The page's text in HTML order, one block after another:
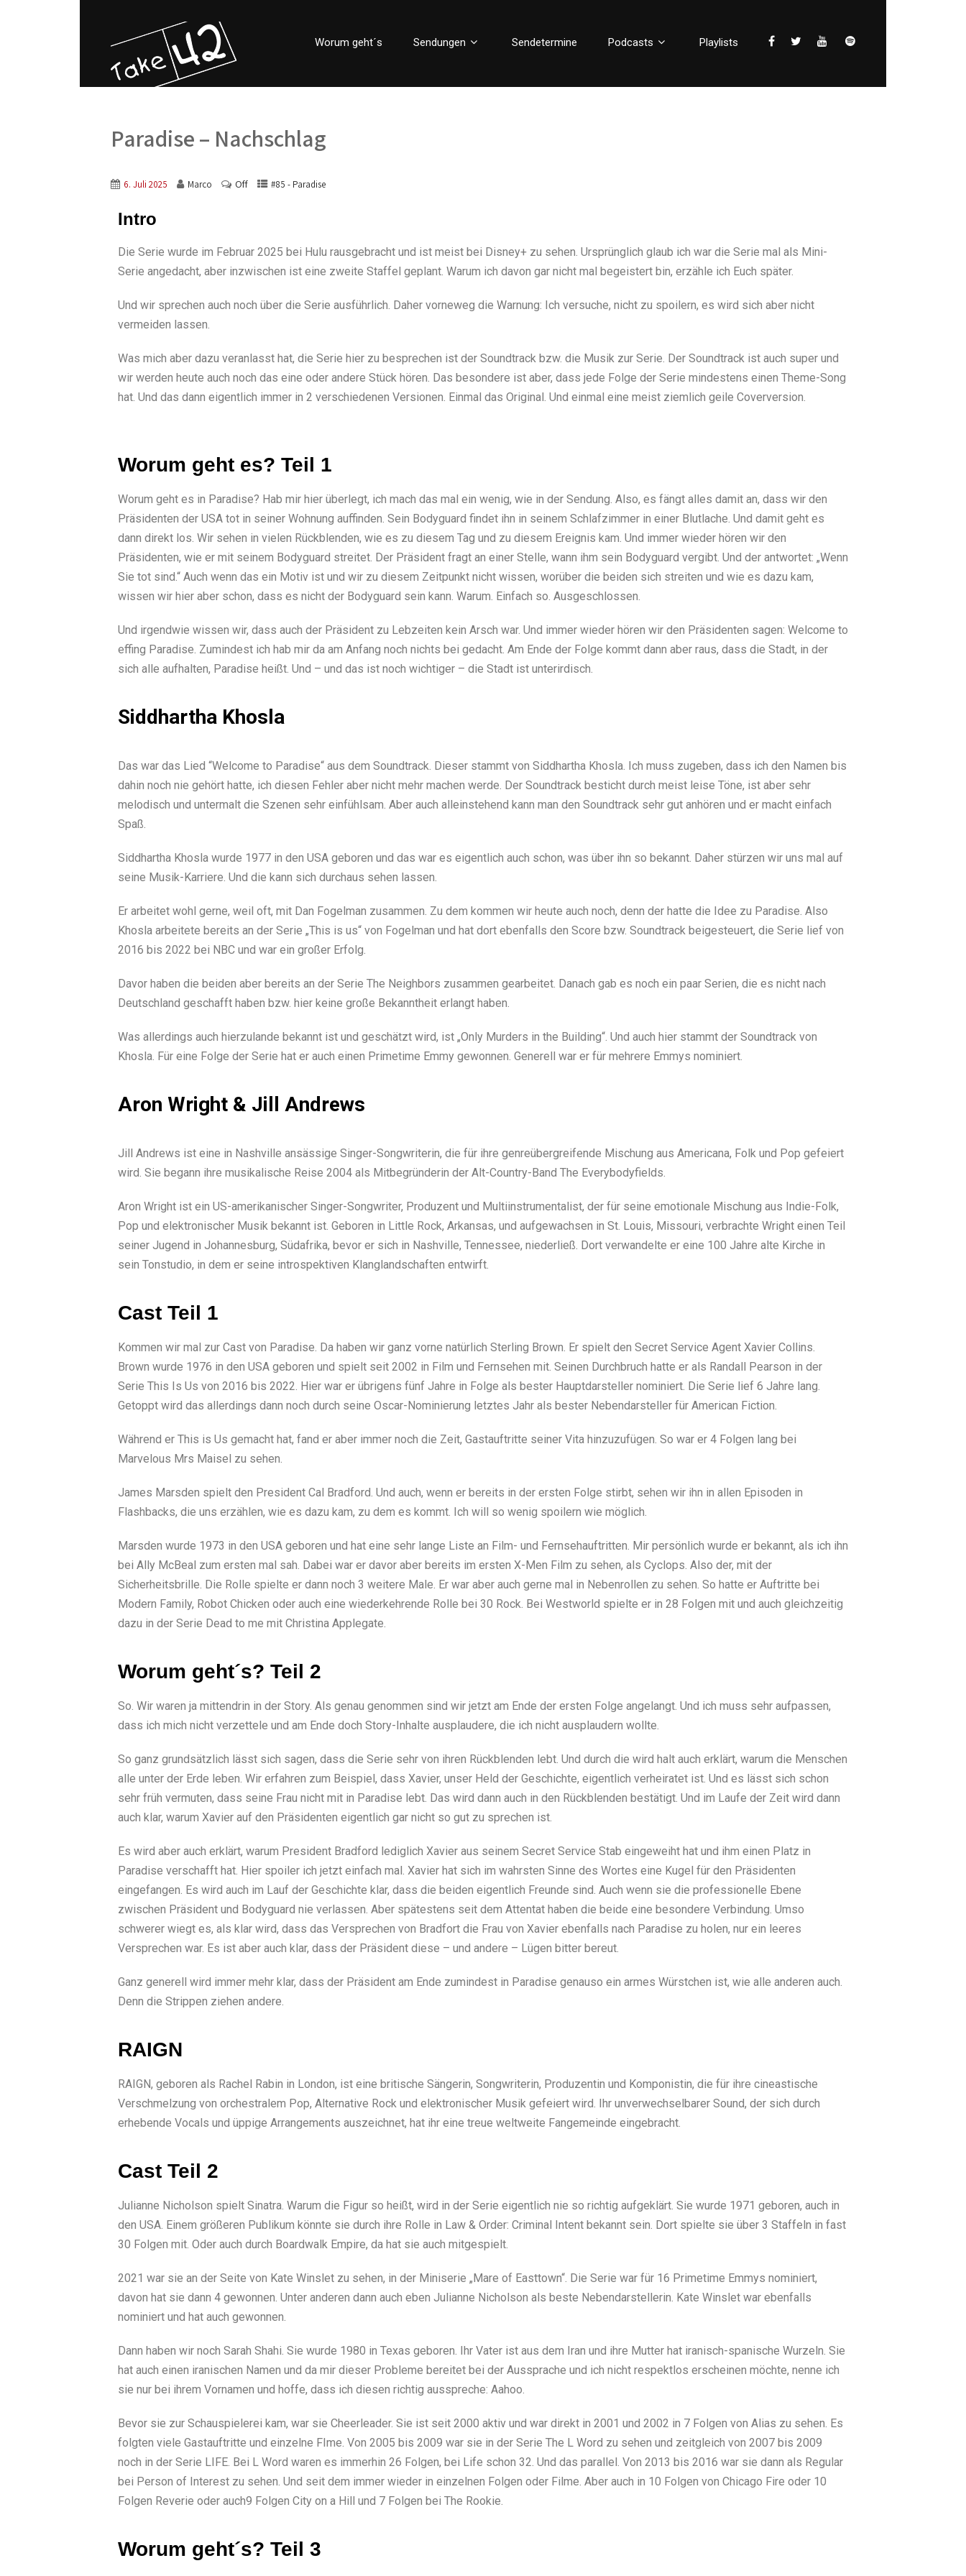
Worum geht´s Sendungen Sendetermine Podcasts Playlists
Paradise – Nachschlag
6. Juli 2025 Marco Off #85 - Paradise
Intro
Die Serie wurde im Februar 2025 bei Hulu rausgebracht und ist meist bei Disney+ zu sehen. Ursprünglich glaub ich war die Serie mal als Mini-
Serie angedacht, aber inzwischen ist eine zweite Staffel geplant. Warum ich davon gar nicht mal begeistert bin, erzähle ich Euch später.
Und wir sprechen auch noch über die Serie ausführlich. Daher vorneweg die Warnung: Ich versuche, nicht zu spoilern, es wird sich aber nicht
vermeiden lassen.
Was mich aber dazu veranlasst hat, die Serie hier zu besprechen ist der Soundtrack bzw. die Musik zur Serie. Der Soundtrack ist auch super und
wir werden heute auch noch das eine oder andere Stück hören. Das besondere ist aber, dass jede Folge der Serie mindestens einen Theme-Song
hat. Und das dann eigentlich immer in 2 verschiedenen Versionen. Einmal das Original. Und einmal eine meist ziemlich geile Coverversion.
Worum geht es? Teil 1
Worum geht es in Paradise? Hab mir hier überlegt, ich mach das mal ein wenig, wie in der Sendung. Also, es fängt alles damit an, dass wir den
Präsidenten der USA tot in seiner Wohnung auffinden. Sein Bodyguard findet ihn in seinem Schlafzimmer in einer Blutlache. Und damit geht es
dann direkt los. Wir sehen in vielen Rückblenden, wie es zu diesem Tag und zu diesem Ereignis kam. Und immer wieder hören wir den
Präsidenten, wie er mit seinem Bodyguard streitet. Der Präsident fragt an einer Stelle, wann ihm sein Bodyguard vergibt. Und der antwortet: „Wenn
Sie tot sind.“ Auch wenn das ein Motiv ist und wir zu diesem Zeitpunkt nicht wissen, worüber die beiden sich streiten und wie es dazu kam,
wissen wir hier aber schon, dass es nicht der Bodyguard sein kann. Warum. Einfach so. Ausgeschlossen.
Und irgendwie wissen wir, dass auch der Präsident zu Lebzeiten kein Arsch war. Und immer wieder hören wir den Präsidenten sagen: Welcome to
effing Paradise. Zumindest ich hab mir da am Anfang noch nichts bei gedacht. Am Ende der Folge kommt dann aber raus, dass die Stadt, in der
sich alle aufhalten, Paradise heißt. Und – und das ist noch wichtiger – die Stadt ist unterirdisch.
Siddhartha Khosla
Das war das Lied “Welcome to Paradise“ aus dem Soundtrack. Dieser stammt von Siddhartha Khosla. Ich muss zugeben, dass ich den Namen bis
dahin noch nie gehört hatte, ich diesen Fehler aber nicht mehr machen werde. Der Soundtrack besticht durch meist leise Töne, ist aber sehr
melodisch und untermalt die Szenen sehr einfühlsam. Aber auch alleinstehend kann man den Soundtrack sehr gut anhören und er macht einfach
Spaß.
Siddhartha Khosla wurde 1977 in den USA geboren und das war es eigentlich auch schon, was über ihn so bekannt. Daher stürzen wir uns mal auf
seine Musik-Karriere. Und die kann sich durchaus sehen lassen.
Er arbeitet wohl gerne, weil oft, mit Dan Fogelman zusammen. Zu dem kommen wir heute auch noch, denn der hatte die Idee zu Paradise. Also
Khosla arbeitete bereits an der Serie „This is us“ von Fogelman und hat dort ebenfalls den Score bzw. Soundtrack beigesteuert, die Serie lief von
2016 bis 2022 bei NBC und war ein großer Erfolg.
Davor haben die beiden aber bereits an der Serie The Neighbors zusammen gearbeitet. Danach gab es noch ein paar Serien, die es nicht nach
Deutschland geschafft haben bzw. hier keine große Bekanntheit erlangt haben.
Was allerdings auch hierzulande bekannt ist und geschätzt wird, ist „Only Murders in the Building“. Und auch hier stammt der Soundtrack von
Khosla. Für eine Folge der Serie hat er auch einen Primetime Emmy gewonnen. Generell war er für mehrere Emmys nominiert.
Aron Wright & Jill Andrews
Jill Andrews ist eine in Nashville ansässige Singer-Songwriterin, die für ihre genreübergreifende Mischung aus Americana, Folk und Pop gefeiert
wird. Sie begann ihre musikalische Reise 2004 als Mitbegründerin der Alt-Country-Band The Everybodyfields.
Aron Wright ist ein US-amerikanischer Singer-Songwriter, Produzent und Multiinstrumentalist, der für seine emotionale Mischung aus Indie-Folk,
Pop und elektronischer Musik bekannt ist. Geboren in Little Rock, Arkansas, und aufgewachsen in St. Louis, Missouri, verbrachte Wright einen Teil
seiner Jugend in Johannesburg, Südafrika, bevor er sich in Nashville, Tennessee, niederließ. Dort verwandelte er eine 100 Jahre alte Kirche in
sein Tonstudio, in dem er seine introspektiven Klanglandschaften entwirft.
Cast Teil 1
Kommen wir mal zur Cast von Paradise. Da haben wir ganz vorne natürlich Sterling Brown. Er spielt den Secret Service Agent Xavier Collins.
Brown wurde 1976 in den USA geboren und spielt seit 2002 in Film und Fernsehen mit. Seinen Durchbruch hatte er als Randall Pearson in der
Serie This Is Us von 2016 bis 2022. Hier war er übrigens fünf Jahre in Folge als bester Hauptdarsteller nominiert. Die Serie lief 6 Jahre lang.
Getoppt wird das allerdings dann noch durch seine Oscar-Nominierung letztes Jahr als bester Nebendarsteller für American Fiction.
Während er This is Us gemacht hat, fand er aber immer noch die Zeit, Gastauftritte seiner Vita hinzuzufügen. So war er 4 Folgen lang bei
Marvelous Mrs Maisel zu sehen.
James Marsden spielt den President Cal Bradford. Und auch, wenn er bereits in der ersten Folge stirbt, sehen wir ihn in allen Episoden in
Flashbacks, die uns erzählen, wie es dazu kam, zu dem es kommt. Ich will so wenig spoilern wie möglich.
Marsden wurde 1973 in den USA geboren und hat eine sehr lange Liste an Film- und Fernsehauftritten. Mir persönlich wurde er bekannt, als ich ihn
bei Ally McBeal zum ersten mal sah. Dabei war er davor aber bereits im ersten X-Men Film zu sehen, als Cyclops. Also der, mit der
Sicherheitsbrille. Die Rolle spielte er dann noch 3 weitere Male. Er war aber auch gerne mal in Nebenrollen zu sehen. So hatte er Auftritte bei
Modern Family, Robot Chicken oder auch eine wiederkehrende Rolle bei 30 Rock. Bei Westworld spielte er in 28 Folgen mit und auch gleichzeitig
dazu in der Serie Dead to me mit Christina Applegate.
Worum geht´s? Teil 2
So. Wir waren ja mittendrin in der Story. Als genau genommen sind wir jetzt am Ende der ersten Folge angelangt. Und ich muss sehr aufpassen,
dass ich mich nicht verzettele und am Ende doch Story-Inhalte ausplaudere, die ich nicht ausplaudern wollte.
So ganz grundsätzlich lässt sich sagen, dass die Serie sehr von ihren Rückblenden lebt. Und durch die wird halt auch erklärt, warum die Menschen
alle unter der Erde leben. Wir erfahren zum Beispiel, dass Xavier, unser Held der Geschichte, eigentlich verheiratet ist. Und es lässt sich schon
sehr früh vermuten, dass seine Frau nicht mit in Paradise lebt. Das wird dann auch in den Rückblenden bestätigt. Und im Laufe der Zeit wird dann
auch klar, warum Xavier auf den Präsidenten eigentlich gar nicht so gut zu sprechen ist.
Es wird aber auch erklärt, warum President Bradford lediglich Xavier aus seinem Secret Service Stab eingeweiht hat und ihm einen Platz in
Paradise verschafft hat. Hier spoiler ich jetzt einfach mal. Xavier hat sich im wahrsten Sinne des Wortes eine Kugel für den Präsidenten
eingefangen. Es wird auch im Lauf der Geschichte klar, dass die beiden eigentlich Freunde sind. Auch wenn sie die professionelle Ebene
zwischen Präsident und Bodyguard nie verlassen. Aber spätestens seit dem Attentat haben die beide eine besondere Verbindung. Umso
schwerer wiegt es, als klar wird, dass das Versprechen von Bradfort die Frau von Xavier ebenfalls nach Paradise zu holen, nur ein leeres
Versprechen war. Es ist aber auch klar, dass der Präsident diese – und andere – Lügen bitter bereut.
Ganz generell wird immer mehr klar, dass der Präsident am Ende zumindest in Paradise genauso ein armes Würstchen ist, wie alle anderen auch.
Denn die Strippen ziehen andere.
RAIGN
RAIGN, geboren als Rachel Rabin in London, ist eine britische Sängerin, Songwriterin, Produzentin und Komponistin, die für ihre cineastische
Verschmelzung von orchestralem Pop, Alternative Rock und elektronischer Musik gefeiert wird. Ihr unverwechselbarer Sound, der sich durch
erhebende Vocals und üppige Arrangements auszeichnet, hat ihr eine treue weltweite Fangemeinde eingebracht.
Cast Teil 2
Julianne Nicholson spielt Sinatra. Warum die Figur so heißt, wird in der Serie eigentlich nie so richtig aufgeklärt. Sie wurde 1971 geboren, auch in
den USA. Einem größeren Publikum könnte sie durch ihre Rolle in Law & Order: Criminal Intent bekannt sein. Dort spielte sie über 3 Staffeln in fast
30 Folgen mit. Oder auch durch Boardwalk Empire, da hat sie auch mitgespielt.
2021 war sie an der Seite von Kate Winslet zu sehen, in der Miniserie „Mare of Easttown“. Die Serie war für 16 Primetime Emmys nominiert,
davon hat sie dann 4 gewonnen. Unter anderen dann auch eben Julianne Nicholson als beste Nebendarstellerin. Kate Winslet war ebenfalls
nominiert und hat auch gewonnen.
Dann haben wir noch Sarah Shahi. Sie wurde 1980 in Texas geboren. Ihr Vater ist aus dem Iran und ihre Mutter hat iranisch-spanische Wurzeln. Sie
hat auch einen iranischen Namen und da mir dieser Probleme bereitet bei der Aussprache und ich nicht respektlos erscheinen möchte, nenne ich
sie nur bei ihrem Vornamen und hoffe, dass ich diesen richtig ausspreche: Aahoo.
Bevor sie zur Schauspielerei kam, war sie Cheerleader. Sie ist seit 2000 aktiv und war direkt in 2001 und 2002 in 7 Folgen von Alias zu sehen. Es
folgten viele Gastauftritte und einzelne FIme. Von 2005 bis 2009 war sie in der Serie The L Word zu sehen und zeitgleich von 2007 bis 2009
noch in der Serie LIFE. Bei L Word waren es immerhin 26 Folgen, bei Life schon 32. Und das parallel. Von 2013 bis 2016 war sie dann als Regular
bei Person of Interest zu sehen. Und seit dem immer wieder in einzelnen Folgen oder Filme. Aber auch in 10 Folgen von Chicago Fire oder 10
Folgen Reverie oder auch9 Folgen City on a Hill und 7 Folgen bei The Rookie.
Worum geht´s? Teil 3